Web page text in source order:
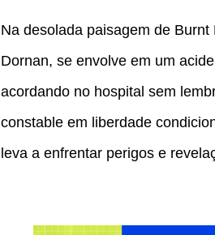
Na desolada paisagem de
Dornan, se envolve em um
acordando no hospital sem
constable em liberdade
leva a enfrentar perigos e